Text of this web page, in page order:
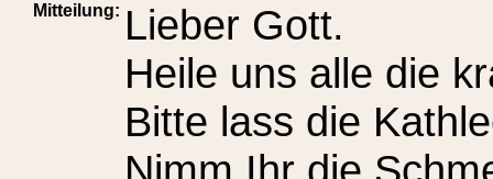
Mitteilung: Lieber Gott.
Heile uns alle die
Bitte lass die